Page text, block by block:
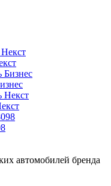
автомобилей бренда